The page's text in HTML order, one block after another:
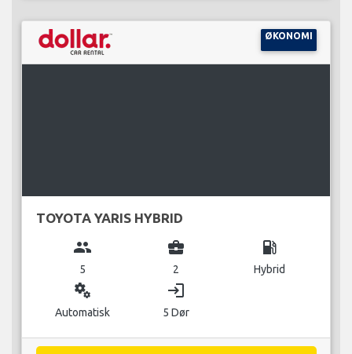
ØKONOMI
TOYOTA YARIS HYBRID
group
5
business_center
2
local_gas_station
Hybrid
miscellaneous_services
Automatisk
login
5 Dør